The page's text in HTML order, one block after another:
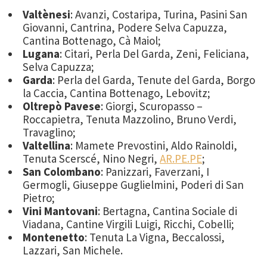
Valtènesi: Avanzi, Costaripa, Turina, Pasini San
Giovanni, Cantrina, Podere Selva Capuzza,
Cantina Bottenago, Cà Maiol;
Lugana: Citari, Perla Del Garda, Zeni, Feliciana,
Selva Capuzza;
Garda: Perla del Garda, Tenute del Garda, Borgo
la Caccia, Cantina Bottenago, Lebovitz;
Oltrepò Pavese: Giorgi, Scuropasso –
Roccapietra, Tenuta Mazzolino, Bruno Verdi,
Travaglino;
Valtellina: Mamete Prevostini, Aldo Rainoldi,
Tenuta Scerscé, Nino Negri, AR.PE.PE;
San Colombano: Panizzari, Faverzani, I
Germogli, Giuseppe Guglielmini, Poderi di San
Pietro;
Vini Mantovani: Bertagna, Cantina Sociale di
Viadana, Cantine Virgili Luigi, Ricchi, Cobelli;
Montenetto: Tenuta La Vigna, Beccalossi,
Lazzari, San Michele.